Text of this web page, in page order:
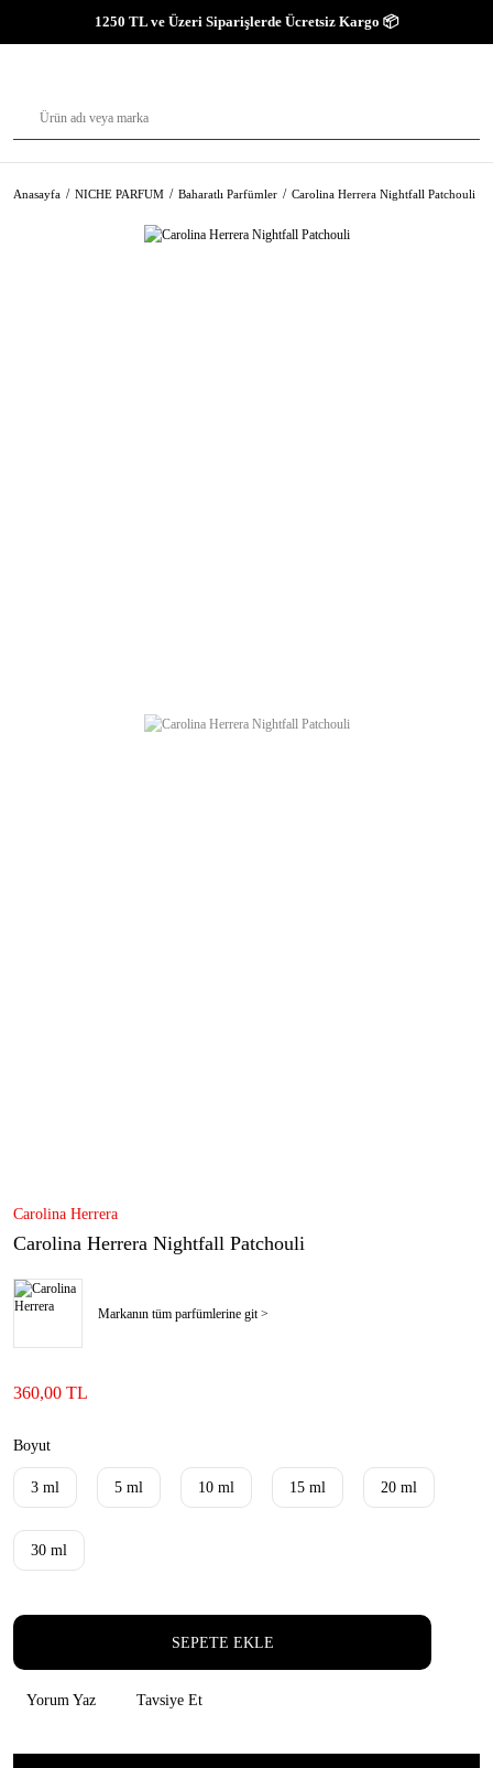
1250 TL ve Üzeri Siparişlerde Ücretsiz Kargo 📦
Anasayfa NICHE PARFUM Baharatlı Parfümler Carolina Herrera Nightfall Patchouli
Carolina Herrera
Carolina Herrera Nightfall Patchouli
Markanın tüm parfümlerine git >
360,00 TL
Boyut
3 ml 5 ml 10 ml 15 ml 20 ml
30 ml
SEPETE EKLE
Yorum Yaz Tavsiye Et